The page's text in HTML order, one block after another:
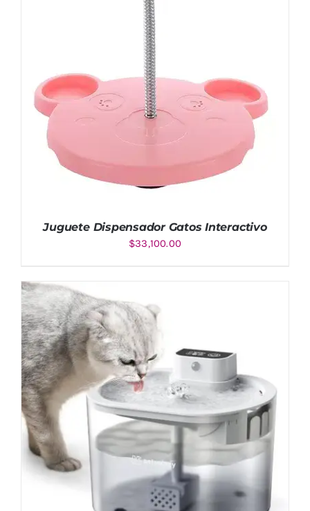
AÑADIR AL CARRITO / DETALLES
Juguete Dispensador Gatos Interactivo
$33,100.00